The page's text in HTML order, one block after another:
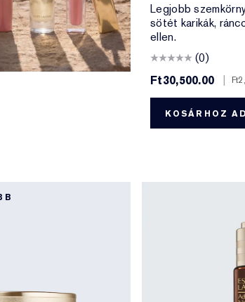
Legjobb
sötét karikák,
ellen.
(0)
Ft30,500.00
KOSÁRHOZ